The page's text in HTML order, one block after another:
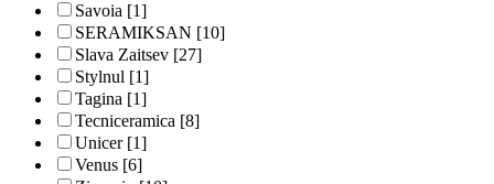
Savoia [1]
SERAMIKSAN [10]
Slava Zaitsev [27]
Stylnul [1]
Tagina [1]
Tecniceramica [8]
Unicer[1]
Venus [6]